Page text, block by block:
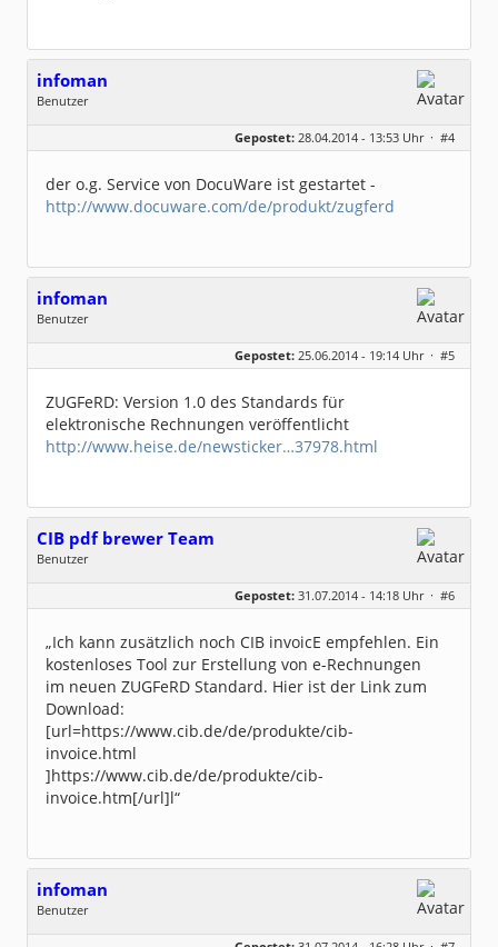
infoman
Benutzer
Dabei seit:
06 / 2008
Gepostet: 28.04.2014 - 13:53 Uhr · #4
der o.g. Service von DocuWare ist gestartet -
http://www.docuware.com/de/produkt/zugferd
infoman
Benutzer
Geschlecht:
Dabei seit:
06 / 2008
Gepostet: 25.06.2014 - 19:14 Uhr · #5
ZUGFeRD: Version 1.0 des Standards für
elektronische Rechnungen veröffentlicht
http://www.heise.de/newsticker…37978.html
CIB pdf brewer Team
Benutzer
Dabei seit:
07 / 2014
Gepostet: 31.07.2014 - 14:18 Uhr · #6
„Ich kann zusätzlich noch CIB invoicE empfehlen. Ein
kostenloses Tool zur Erstellung von e-Rechnungen
im neuen ZUGFeRD Standard. Hier ist der Link zum
Download:
[url=https://www.cib.de/de/produkte/cib-
invoice.html
]https://www.cib.de/de/produkte/cib-
invoice.htm[/url]l“
infoman
Benutzer
Geschlecht: